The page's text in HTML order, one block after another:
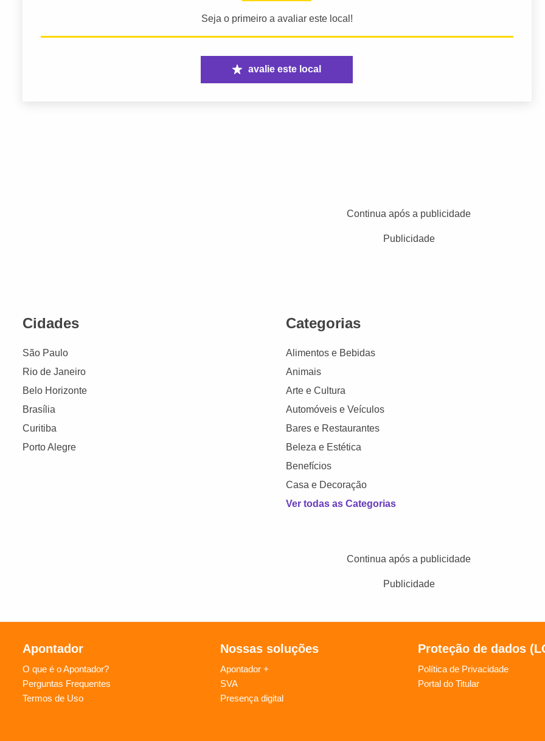
Seja o primeiro a avaliar este local!
avalie este local
Continua após a publicidade
Publicidade
Cidades
São Paulo
Rio de Janeiro
Belo Horizonte
Brasília
Curitiba
Porto Alegre
Categorias
Alimentos e Bebidas
Animais
Arte e Cultura
Automóveis e Veículos
Bares e Restaurantes
Beleza e Estética
Benefícios
Casa e Decoração
Ver todas as Categorias
Continua após a publicidade
Publicidade
Apontador
O que é o Apontador?
Perguntas Frequentes
Termos de Uso
Nossas soluções
Apontador +
SVA
Presença digital
Proteção de dados
Política de Privacidade
Portal do Titular